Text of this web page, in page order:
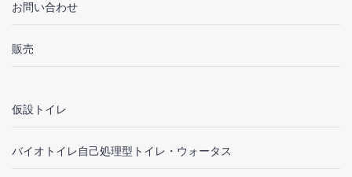
お問い合わせ
販売
仮設トイレ
バイオトイレ自己処理型トイレ・ウォータス